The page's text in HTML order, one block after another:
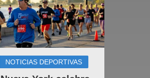
NOTICIAS DEPORTIVAS